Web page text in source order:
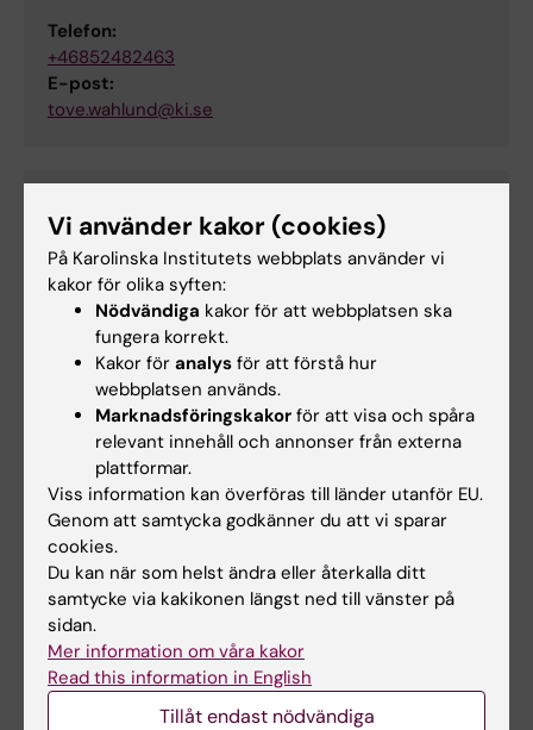
Telefon:
+46852482463
E-post:
tove.wahlund@ki.se
Shervin Shahnavaz
Universitetsadjunkt
E-post:
shervin.shahnavaz@ki.se
Hade du nytta av informationen på denna sida?
Yes
No
Innehållsgranskare:
Tove Wahlund
Redaktör:Viktoria Olausson
Sidan uppdaterad:
Vi använder kakor (cookies)
På Karolinska Institutets webbplats använder vi
kakor för olika syften:
Nödvändiga kakor för att webbplatsen ska
fungera korrekt.
Kakor för analys för att förstå hur
webbplatsen används.
Marknadsföringskakor för att visa och spåra
relevant innehåll och annonser från externa
plattformar.
Viss information kan överföras till länder utanför EU.
Genom att samtycka godkänner du att vi sparar
cookies.
Du kan när som helst ändra eller återkalla ditt
samtycke via kakikonen längst ned till vänster på
sidan.
Mer information om våra kakor
Read this information in English
Tillåt endast nödvändiga